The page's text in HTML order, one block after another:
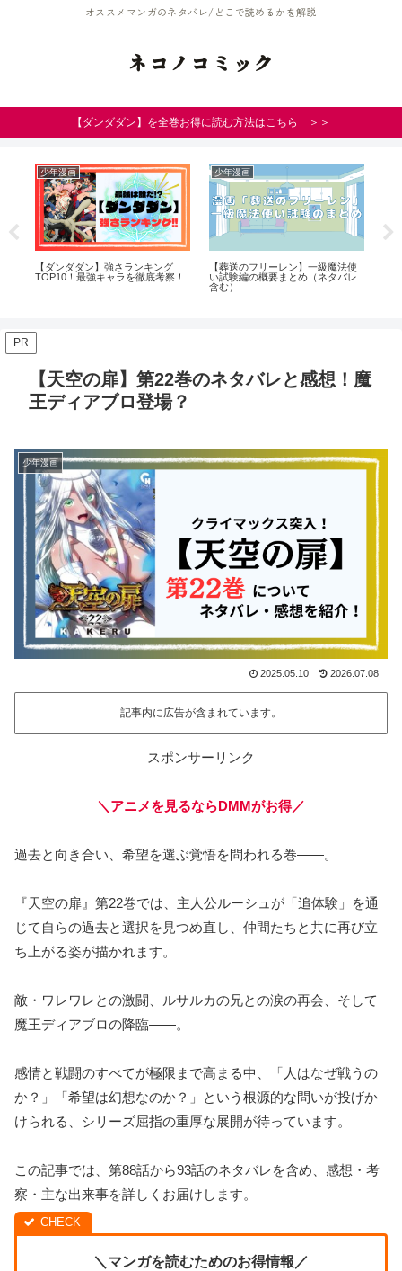
オススメマンガのネタバレ/どこで読めるかを解説
ネコノコミック
【ダンダダン】を全巻お得に読む方法はこちら ＞＞
少年漫画
【ダンダダン】強さランキング
TOP10！最強キャラを徹底考察！
少年漫画
【葬送のフリーレン】一級魔法使
い試験編の概要まとめ（ネタバレ
含む）
PR
【天空の扉】第22巻のネタバレと感想！魔
王ディアブロ登場？
少年漫画
2025.05.10 2026.07.08
記事内に広告が含まれています。
スポンサーリンク
＼アニメを見るならDMMがお得／
過去と向き合い、希望を選ぶ覚悟を問われる巻――。
『天空の扉』第22巻では、主人公ルーシュが「追体験」を通
じて自らの過去と選択を見つめ直し、仲間たちと共に再び立
ち上がる姿が描かれます。
敵・ワレワレとの激闘、ルサルカの兄との涙の再会、そして
魔王ディアブロの降臨――。
感情と戦闘のすべてが極限まで高まる中、「人はなぜ戦うの
か？」「希望は幻想なのか？」という根源的な問いが投げか
けられる、シリーズ屈指の重厚な展開が待っています。
この記事では、第88話から93話のネタバレを含め、感想・考
察・主な出来事を詳しくお届けします。
＼マンガを読むためのお得情報／